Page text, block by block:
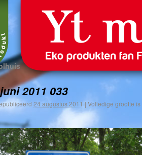
2011 033
24 augustus 2011 | Volledige grootte is